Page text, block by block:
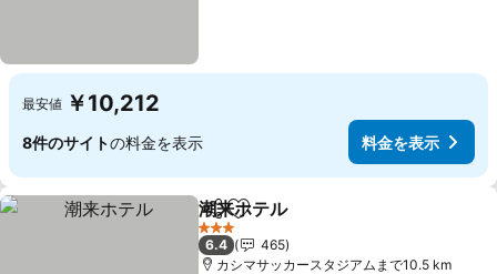
最安値 ￥10,212
8件のサイトの料金を表示 料金を表示
シェアお気に入りに追加
潮来ホテル
3 ホテルのランク
6.4
465
カシマサッカースタジアムまで10.5 km